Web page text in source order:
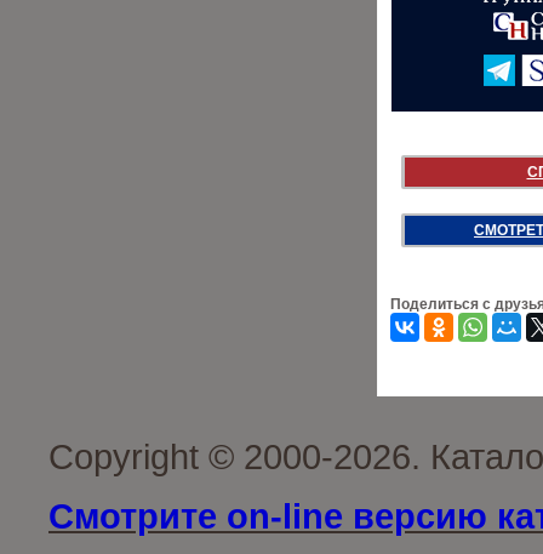
Поделиться с
Copyright © 2000-2026.
Смотрите on-line версию